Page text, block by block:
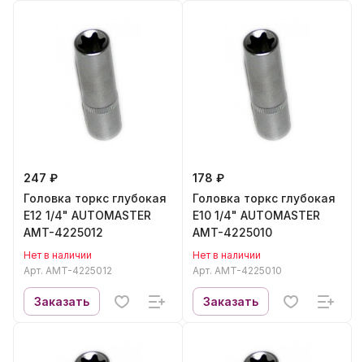
247 ₽
Головка торкс глубокая
E12 1/4" AUTOMASTER
AMT-4225012
Нет в наличии
Арт. AMT-4225012
Заказать
178 ₽
Головка торкс глубокая
E10 1/4" AUTOMASTER
AMT-4225010
Нет в наличии
Арт. AMT-4225010
Заказать